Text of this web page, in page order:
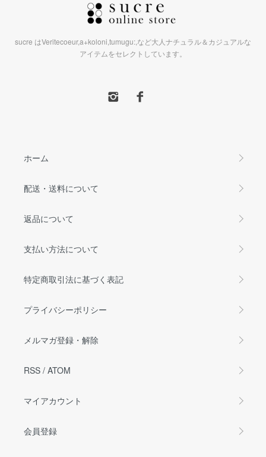
sucre はVeritecoeur,a+koloni,tumugu:,など大人ナチュラル＆カジュアルな
アイテムをセレクトしています。
ホーム
配送・送料について
返品について
支払い方法について
特定商取引法に基づく表記
プライバシーポリシー
メルマガ登録・解除
RSS / ATOM
マイアカウント
会員登録